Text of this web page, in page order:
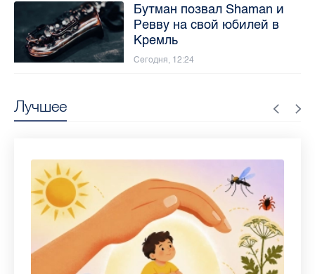
Лучшее
Бутман позвал Shaman и
Ревву на свой юбилей в
Кремль
Сегодня, 12:24